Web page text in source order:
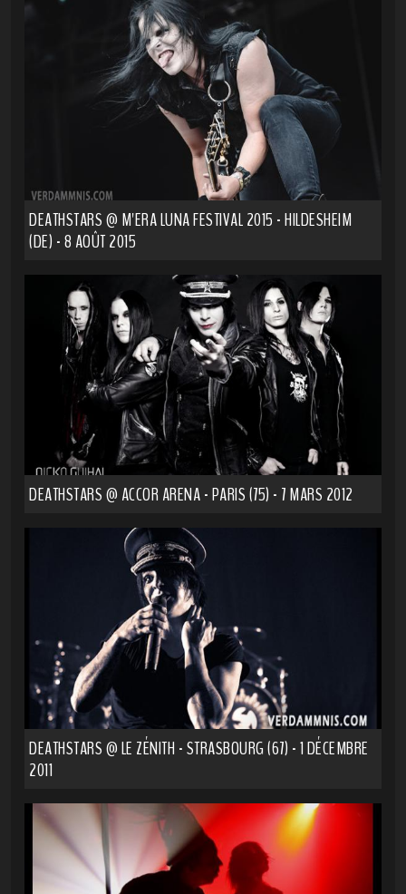
DEATHSTARS @ M'ERA LUNA FESTIVAL 2015 - HILDESHEIM
(DE) - 8 AOÛT 2015
DEATHSTARS @ ACCOR ARENA - PARIS (75) - 7 MARS 2012
DEATHSTARS @ LE ZÉNITH - STRASBOURG (67) - 1 DÉCEMBRE
2011